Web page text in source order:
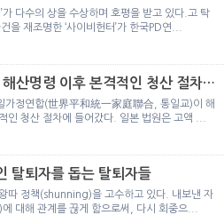
가 다수의 상을 수상하며 호평을 받고 있다.고 탁
을 재조명한 ‘사이비헌터’가 한국PD연...
후 본격적인 청산 절차
가정연합(世界平和統一家庭聯合, 통일교)이 해
인 청산 절차에 들어갔다. 일본 법원은 고액 ...
탈퇴자를 돕는 탈퇴자들
따 정책(shunning)을 고수하고 있다. 내보낸 자
대해 관계를 끊게 함으로써, 다시 회중으...